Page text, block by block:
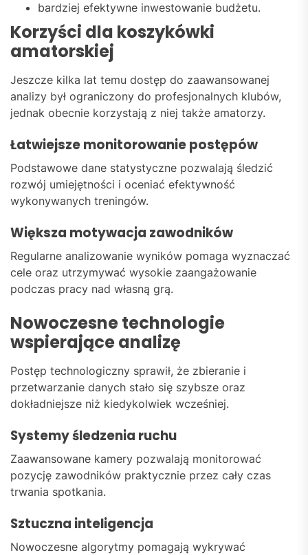
bardziej efektywne inwestowanie budżetu.
Korzyści dla koszykówki
amatorskiej
Jeszcze kilka lat temu dostęp do zaawansowanej
analizy był ograniczony do profesjonalnych klubów,
jednak obecnie korzystają z niej także amatorzy.
Łatwiejsze monitorowanie postępów
Podstawowe dane statystyczne pozwalają śledzić
rozwój umiejętności i oceniać efektywność
wykonywanych treningów.
Większa motywacja zawodników
Regularne analizowanie wyników pomaga wyznaczać
cele oraz utrzymywać wysokie zaangażowanie
podczas pracy nad własną grą.
Nowoczesne technologie
wspierające analizę
Postęp technologiczny sprawił, że zbieranie i
przetwarzanie danych stało się szybsze oraz
dokładniejsze niż kiedykolwiek wcześniej.
Systemy śledzenia ruchu
Zaawansowane kamery pozwalają monitorować
pozycję zawodników praktycznie przez cały czas
trwania spotkania.
Sztuczna inteligencja
Nowoczesne algorytmy pomagają wykrywać